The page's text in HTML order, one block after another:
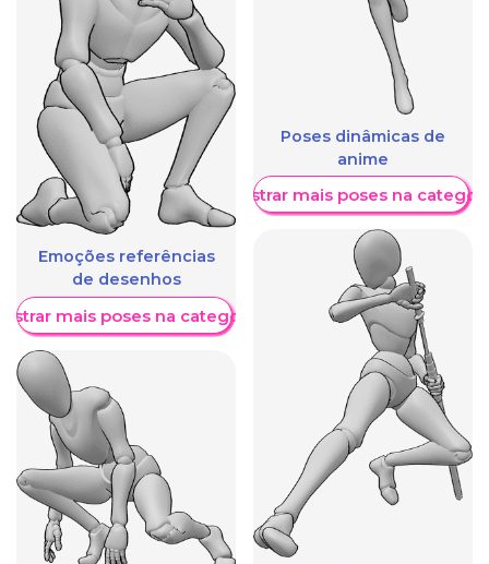
Emoções referências
de desenhos
mais poses na categoria
Poses dinâmicas de
anime
Mostrar mais poses na